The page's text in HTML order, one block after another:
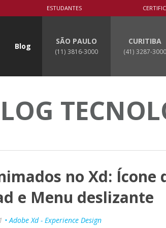
ESTUDANTES
Blog
SÃO PAULO
(11) 3816-3000
CURITIBA
(41) 3287-3000
no Xd: Ícone
e Menu deslizante
• Adobe Xd - Experience Design